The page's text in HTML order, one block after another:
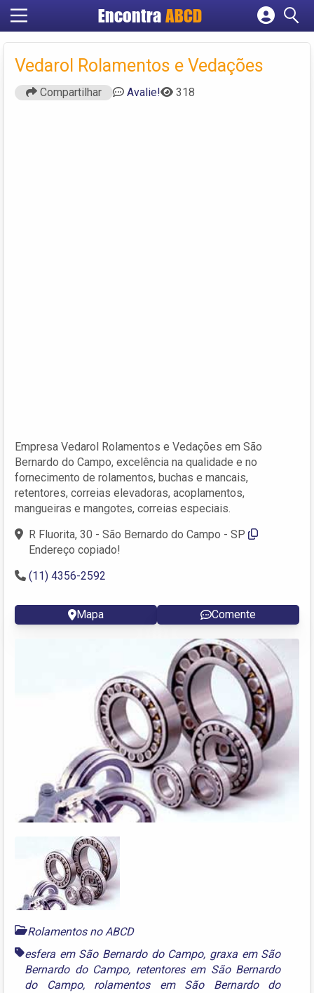
EncontraABCD
Cadastrar empresa
Criar conta
Vedarol Rolamentos e Vedações
Compartilhar Avalie! 318
Empresa Vedarol Rolamentos e Vedações em São
Bernardo do Campo, excelência na qualidade e no
fornecimento de rolamentos, buchas e mancais,
retentores, correias elevadoras, acoplamentos,
mangueiras e mangotes, correias especiais.
R Fluorita, 30 - São Bernardo do Campo - SP
Endereço copiado!
(11) 4356-2592
Mapa Comente
Rolamentos no ABCD
esfera em São Bernardo do Campo, graxa em São
Bernardo do Campo, retentores em São Bernardo
do Campo, rolamentos em São Bernardo do